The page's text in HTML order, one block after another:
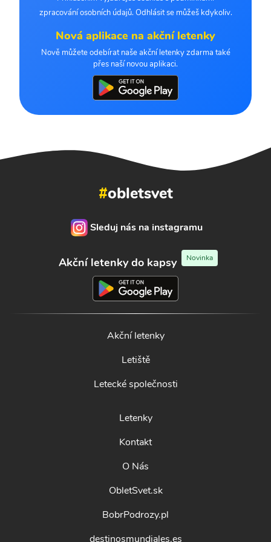
zpracování osobních údajů. Odhlásit se můžeš kdykoliv.
Nová aplikace na akční letenky
Nově můžete odebírat naše akční letenky zdarma také
přes naší novou aplikaci.
#obletsvet
Sleduj nás na instagramu
Akční letenky do kapsy Novinka
Akční letenky
Letiště
Letecké společnosti
Letenky
Kontakt
O Nás
ObletSvet.sk
BobrPodrozy.pl
destinosmundiales.es